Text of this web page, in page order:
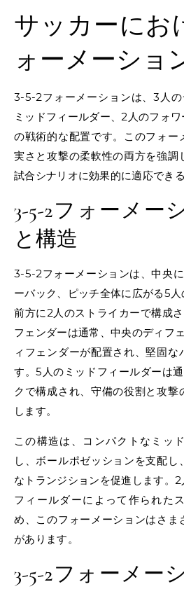
サッカーにお
ォーメーショ
3-5-2フォーメーションは、3人
ミッドフィールダー、2人のフォ
の戦術的な配置です。このフォー
実さと攻撃の柔軟性の両方を強調
試合シナリオに効果的に適応でき
3-5-2フォーメー
と構造
3-5-2フォーメーションは、中央
ーバック、ピッチ全体に広がる5人
前方に2人のストライカーで構成
フェンダーは通常、中央のディフ
ィフェンダーが配置され、堅固な
す。5人のミッドフィールダーは
クで構成され、守備の役割と攻撃
します。
この構造は、コンパクトなミッ
し、ボールポゼッションを支配
なトランジションを促進します。
フィールダーによって作られた
め、このフォーメーションはさま
があります。
3-5-2フォーメー